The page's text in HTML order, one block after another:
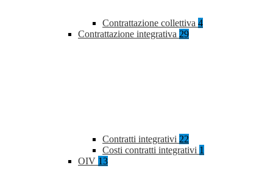
Contrattazione collettiva 4
Contrattazione integrativa 29
Contratti integrativi 22
Costi contratti integrativi 1
OIV 13